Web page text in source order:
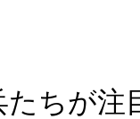
たちが